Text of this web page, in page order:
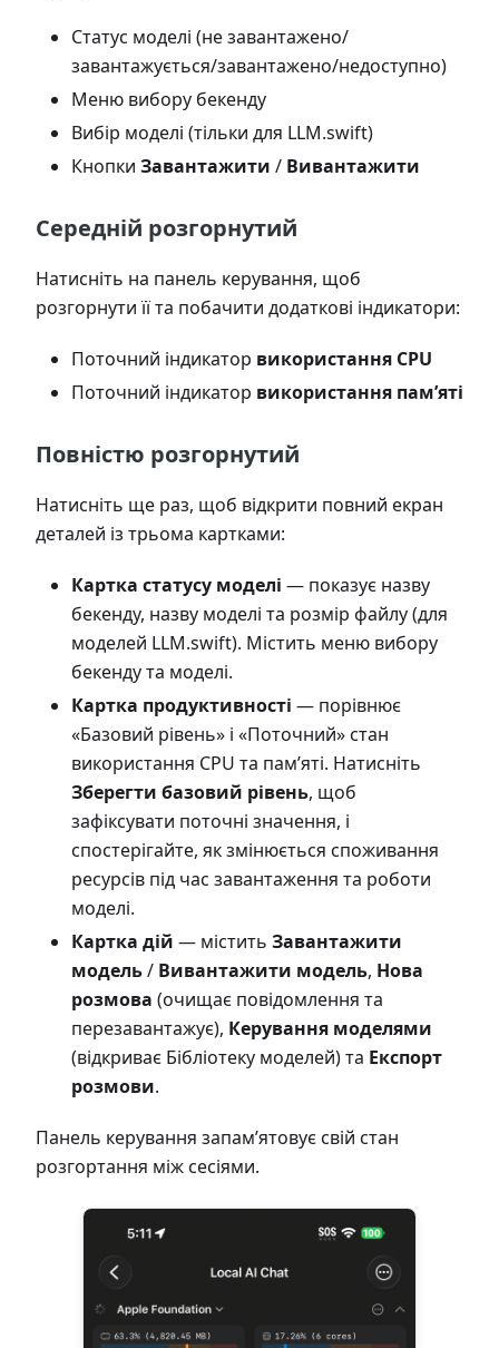
Статус моделі (не завантажено/
завантажується/завантажено/недоступно)
Меню вибору бекенду
Вибір моделі (тільки для LLM.swift)
Кнопки Завантажити / Вивантажити
Середній розгорнутий
Натисніть на панель керування, щоб
розгорнути її та побачити додаткові індикатори:
Поточний індикатор використання CPU
Поточний індикатор використання пам’яті
Повністю розгорнутий
Натисніть ще раз, щоб відкрити повний екран
деталей із трьома картками:
Картка статусу моделі — показує назву
бекенду, назву моделі та розмір файлу (для
моделей LLM.swift). Містить меню вибору
бекенду та моделі.
Картка продуктивності — порівнює
«Базовий рівень» і «Поточний» стан
використання CPU та пам’яті. Натисніть
Зберегти базовий рівень, щоб
зафіксувати поточні значення, і
спостерігайте, як змінюється споживання
ресурсів під час завантаження та роботи
моделі.
Картка дій — містить Завантажити
модель/ Вивантажити модель, Нова
розмова (очищає повідомлення та
перезавантажує), Керування моделями
(відкриває Бібліотеку моделей) та Експорт
розмови.
Панель керування запам’ятовує свій стан
розгортання між сесіями.